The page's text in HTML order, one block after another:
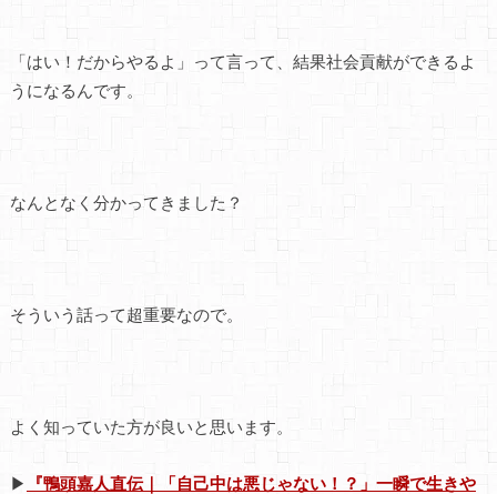
「はい！だからやるよ」って言って、結果社会貢献ができるよ
うになるんです。
なんとなく分かってきました？
そういう話って超重要なので。
よく知っていた方が良いと思います。
▶
『鴨頭嘉人直伝｜「自己中は悪じゃない！？」一瞬で生きや